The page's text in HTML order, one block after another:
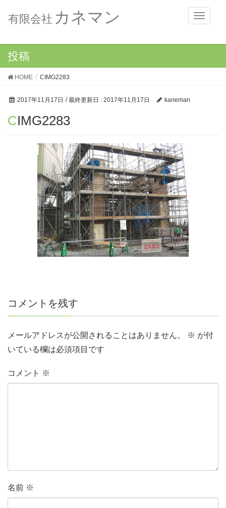
メ
ニ
有限会社 カネマン
投稿
HOME CIMG2283
2017年11月17日 / 最終更新日 : 2017年11月17日 kaneman
CIMG2283
コメントを残す
メールアドレスが公開されることはありません。 ※ が付
いている欄は必須項目です
コメント ※
名前 ※